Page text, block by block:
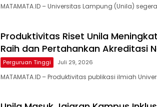
MATAMATA.ID – Universitas Lampung (Unila)
Produktivitas Riset Unila
Raih dan Pertahankan Akreditasi
Perguruan Tinggi Juli 29, 2026
MATAMATA.ID – Produktivitas publikasi ilmiah